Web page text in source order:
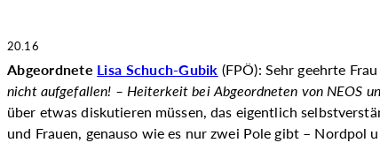
20.16
Abgeordnete Lisa Schuch-Gubik (FPÖ): Sehr geehrte
nicht aufgefallen! – Heiterkeit bei Abgeordneten von NEOS
über etwas diskutieren müssen, das eigentlich
und Frauen, genauso wie es nur zwei Pole gibt – Nordpol